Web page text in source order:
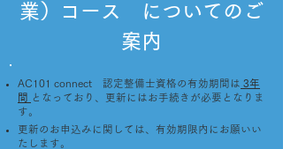
業）コース についてのご
案内
AC101 connect 認定整備士資格の有効期間は 3年
間
となっており、更新にはお手続きが必要となりま
す。
更新のお申込みに関しては、有効期限内にお願いい
たします。